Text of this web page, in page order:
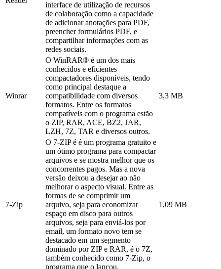
interface de utilização de recursos
de colaboração como a capacidade
de adicionar anotações para PDF,
preencher formulários PDF, e
compartilhar informações com as
redes sociais.
Winrar
O WinRAR® é um dos mais
conhecidos e eficientes
compactadores disponíveis, tendo
como principal destaque a
compatibilidade com diversos
formatos. Entre os formatos
compatíveis com o programa estão
o ZIP, RAR, ACE, BZ2, JAR,
LZH, 7Z, TAR e diversos outros.
3,3 MB
7-Zip
O 7-ZIP é é um programa gratuito e
um ótimo programa para compactar
arquivos e se mostra melhor que os
concorrentes pagos. Mas a nova
versão deixou a desejar ao não
melhorar o aspecto visual. Entre as
formas de se comprimir um
arquivo, seja para economizar
espaço em disco para outros
arquivos, seja para enviá-los por
email, um formato novo tem se
destacado em um segmento
dominado por ZIP e RAR, é o 7Z,
também conhecido como 7-Zip, o
programa que o lançou.
1,09 MB